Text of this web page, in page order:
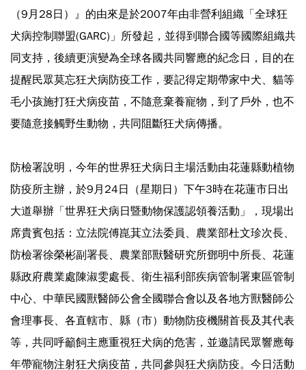
（9月28日）』的由來是於2007年由非營利組織「全球狂
犬病控制聯盟(GARC)」所發起，並得到聯合國等國際組織共
同支持，後續更演變為全球各國共同響應的紀念日，目的在
提醒民眾莫忘狂犬病防疫工作，要記得定期帶家中犬、貓等
毛小孩施打狂犬病疫苗，不隨意棄養寵物，到了戶外，也不
要隨意接觸野生動物，共同阻斷狂犬病傳播。
防檢署說明，今年的世界狂犬病日主場活動由花蓮縣動植物
防疫所主辦，於9月24日（星期日）下午3時在花蓮市日出
大道舉辦「世界狂犬病日暨動物保護認領養活動」，現場出
席貴賓包括：立法院傅崑萁立法委員、農業部杜文珍次長、
防檢署徐榮彬副署長、農業部獸醫研究所鄧明中所長、花蓮
縣政府農業處陳淑雯處長、衛生福利部疾病管制署東區管制
中心、中華民國獸醫師公會全國聯合會以及各地方獸醫師公
會理事長、各直轄市、縣（市）動物防疫機關首長及其代表
等，共同呼籲飼主應重視狂犬病的危害，並邀請民眾響應每
年帶寵物注射狂犬病疫苗，共同參與狂犬病防疫。今日活動